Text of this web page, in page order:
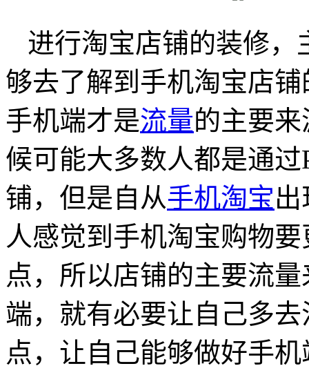
进行淘宝店铺的装修，
够去了解到手机淘宝店
手机端才是流量的主要
候可能大多数人都是通过
铺，但是自从手机淘宝
人感觉到手机淘宝购物
点，所以店铺的主要流
端，就有必要让自己多
点，让自己能够做好手